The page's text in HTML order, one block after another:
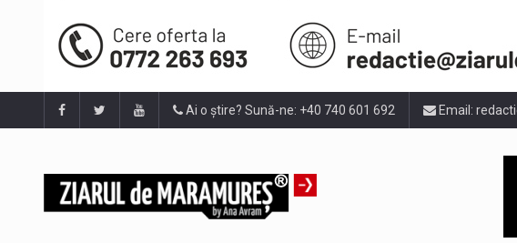
Ai o știre? Sună-ne: +40 740 601 692 Email: